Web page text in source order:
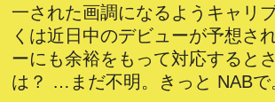
一された画調になるようキャリ
くは近日中のデビューが予想さ
ーにも余裕をもって対応すると
は？ …まだ不明。きっと NABで